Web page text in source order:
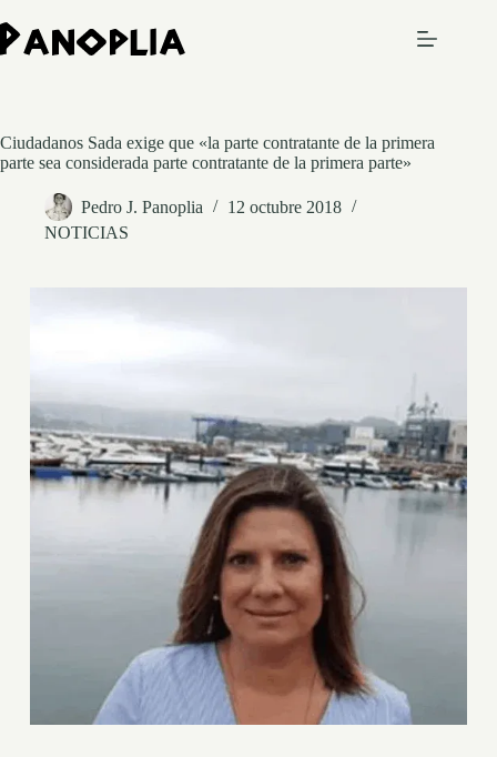
al
contenido
Ciudadanos Sada exige que «la parte contratante de la primera
parte sea considerada parte contratante de la primera parte»
Pedro J. Panoplia
12 octubre 2018
NOTICIAS